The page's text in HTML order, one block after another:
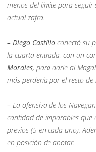
menos del límite para
actual zafra.
– Diego Castillo conectó su
la cuarta entrada, con un
Morales, para darle al
más perdería por el resto de
– La ofensiva de los
cantidad de imparables que
previos (5 en cada uno).
en posición de anotar.